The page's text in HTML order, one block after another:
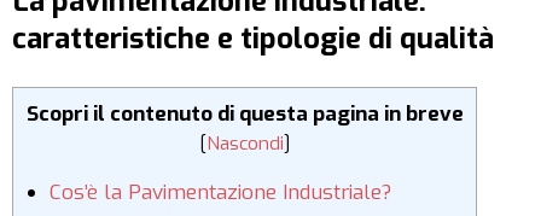
caratteristiche e tipologie di qualità
Scopri il contenuto di questa pagina in breve
[Nascondi]
Cos’è la Pavimentazione Industriale?